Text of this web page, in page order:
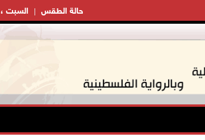
السبت ، 08 آب ، 2026 حالة الطقس